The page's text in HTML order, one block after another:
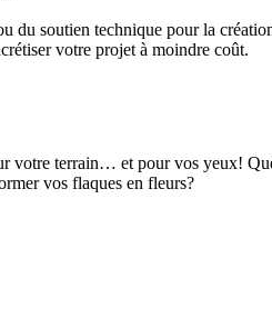
du soutien technique pour la
votre projet à moindre coût.
votre terrain… et pour vos yeux!
vos flaques en fleurs?